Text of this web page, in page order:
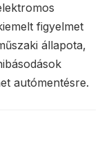
figyelmet
állapota,
autómentésre.